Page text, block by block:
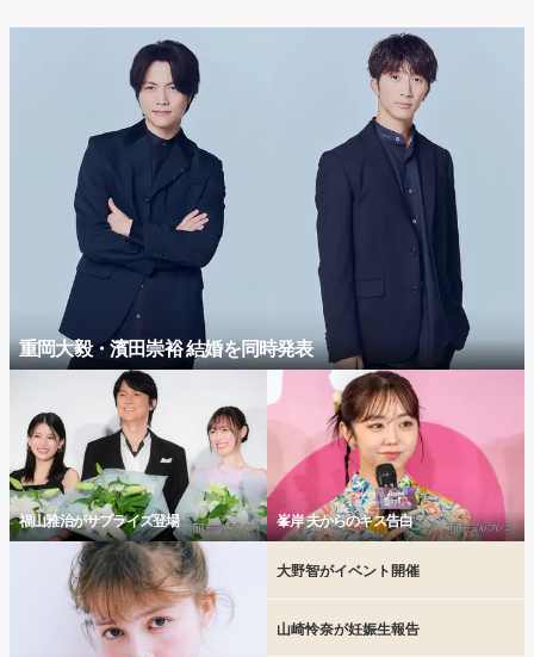
重岡大毅・濱田崇裕 結婚を同時発表
福山雅治がサプライズ登場 峯岸 夫からのキス告白
大野智がイベント開催
山崎怜奈が妊娠生報告